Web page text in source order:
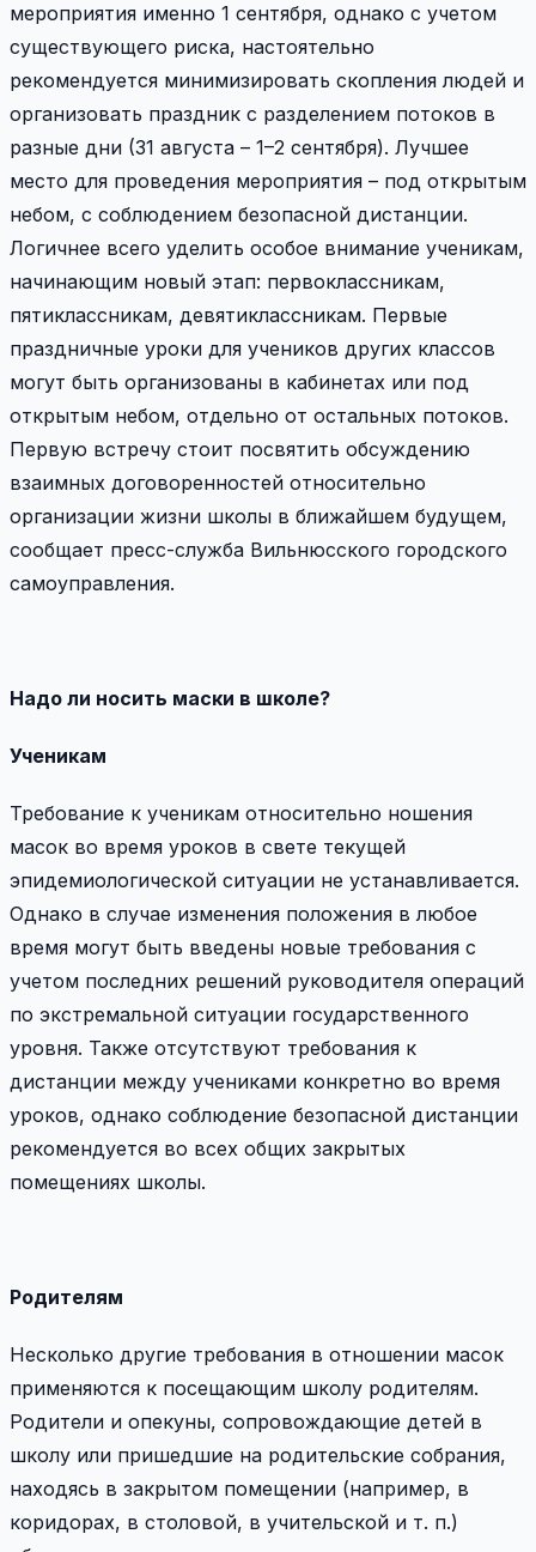
мероприятия именно 1 сентября, однако с учетом
существующего риска, настоятельно
рекомендуется минимизировать скопления людей и
организовать праздник с разделением потоков в
разные дни (31 августа – 1–2 сентября). Лучшее
место для проведения мероприятия – под открытым
небом, с соблюдением безопасной дистанции.
Логичнее всего уделить особое внимание ученикам,
начинающим новый этап: первоклассникам,
пятиклассникам, девятиклассникам. Первые
праздничные уроки для учеников других классов
могут быть организованы в кабинетах или под
открытым небом, отдельно от остальных потоков.
Первую встречу стоит посвятить обсуждению
взаимных договоренностей относительно
организации жизни школы в ближайшем будущем,
сообщает пресс-служба Вильнюсского городского
самоуправления.
Надо ли носить маски в школе?
Ученикам
Требование к ученикам относительно ношения
масок во время уроков в свете текущей
эпидемиологической ситуации не устанавливается.
Однако в случае изменения положения в любое
время могут быть введены новые требования с
учетом последних решений руководителя операций
по экстремальной ситуации государственного
уровня. Также отсутствуют требования к
дистанции между учениками конкретно во время
уроков, однако соблюдение безопасной дистанции
рекомендуется во всех общих закрытых
помещениях школы.
Родителям
Несколько другие требования в отношении масок
применяются к посещающим школу родителям.
Родители и опекуны, сопровождающие детей в
школу или пришедшие на родительские собрания,
находясь в закрытом помещении (например, в
коридорах, в столовой, в учительской и т. п.)